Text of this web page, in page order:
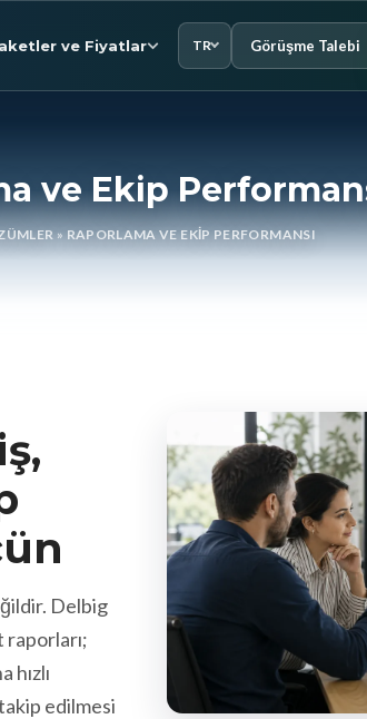
ve Fiyatlar TR Görüşme Talebi
ve Ekip
» RAPORLAMA VE EKIP PERFORMANSI
Delbig
raporları;
hızlı
edilmesi